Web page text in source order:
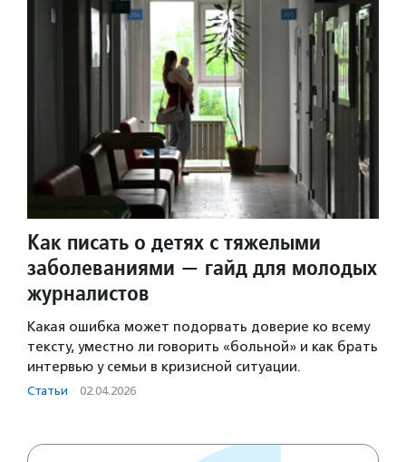
Как писать о детях с тяжелыми
заболеваниями — гайд для молодых
журналистов
Какая ошибка может подорвать доверие ко всему
тексту, уместно ли говорить «больной» и как брать
интервью у семьи в кризисной ситуации.
Статьи · 02.04.2026